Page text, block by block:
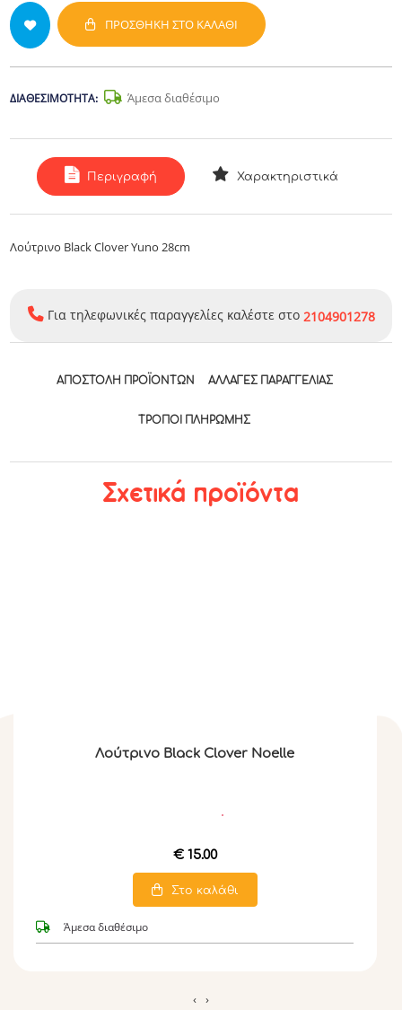
ΠΡΟΣΘΉΚΗ ΣΤΟ ΚΑΛΆΘΙ
ΔΙΑΘΕΣΙΜΌΤΗΤΑ: Άμεσα διαθέσιμο
Περιγραφή Χαρακτηριστικά
Λούτρινο Black Clover Yuno 28cm
Για τηλεφωνικές παραγγελίες καλέστε στο 2104901278
ΑΠΟΣΤΟΛΉ ΠΡΟΪΌΝΤΩΝ ΑΛΛΑΓΈΣ ΠΑΡΑΓΓΕΛΊΑΣ
ΤΡΟΠΟΙ ΠΛΗΡΩΜΉΣ
Σχετικά προϊόντα
Λούτρινο Black Clover Noelle
€ 15.00
Στο καλάθι
Άμεσα διαθέσιμο
‹ ›